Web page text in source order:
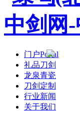
门户Portal
礼品刀剑
龙泉青瓷
刀剑定制
行业新闻
关于我们